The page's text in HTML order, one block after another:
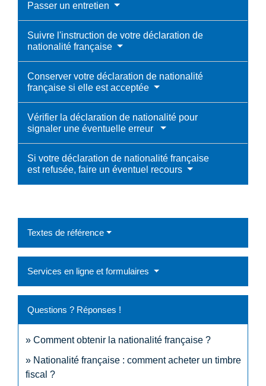
Passer un entretien
Suivre l'instruction de votre déclaration de
nationalité française
Conserver votre déclaration de nationalité
française si elle est acceptée
Vérifier la déclaration de nationalité pour
signaler une éventuelle erreur
Si votre déclaration de nationalité française
est refusée, faire un éventuel recours
Textes de référence
Services en ligne et formulaires
Questions ? Réponses !
Comment obtenir la nationalité française ?
Nationalité française : comment acheter un timbre
fiscal ?